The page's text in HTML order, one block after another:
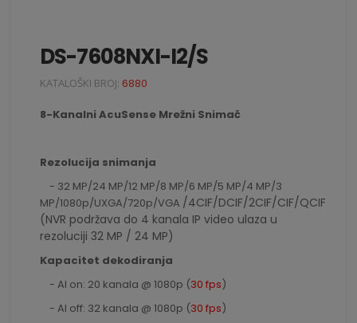
DS-7608NXI-I2/S
KATALOŠKI BROJ: 6880
8-Kanalni AcuSense Mrežni Snimač
Rezolucija snimanja
- 32 MP/24 MP/12 MP/8 MP/6 MP/5 MP/4 MP/3
MP/1080p/UXGA/720p/VGA /4CIF/DCIF/2CIF/CIF/QCIF
(NVR podržava do 4 kanala IP video ulaza u
rezoluciji 32 MP / 24 MP)
Kapacitet dekodiranja
- AI on: 20 kanala @ 1080p (30 fps)
- AI off: 32 kanala @ 1080p (30 fps)